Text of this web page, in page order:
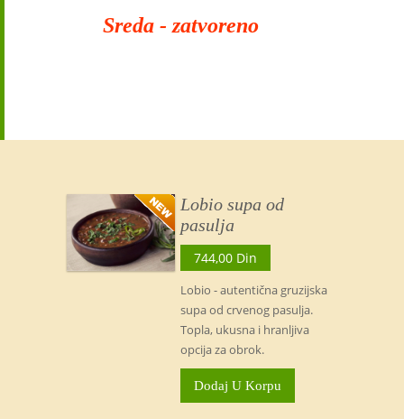
Sreda - zatvoreno
Lobio supa od
pasulja
744,00 Din
Lobio - autentična gruzijska
supa od crvenog pasulja.
Topla, ukusna i hranljiva
opcija za obrok.
Dodaj U Korpu